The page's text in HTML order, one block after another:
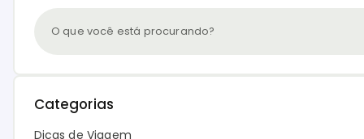
Categorias
Dicas de Viagem